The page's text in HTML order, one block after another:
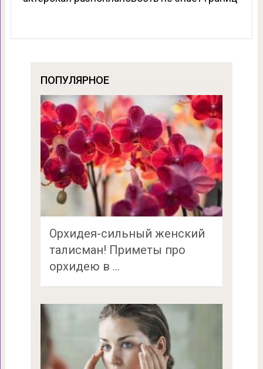
ПОПУЛЯРНОЕ
Орхидея-сильный женский
талисман! Приметы про
орхидею в …